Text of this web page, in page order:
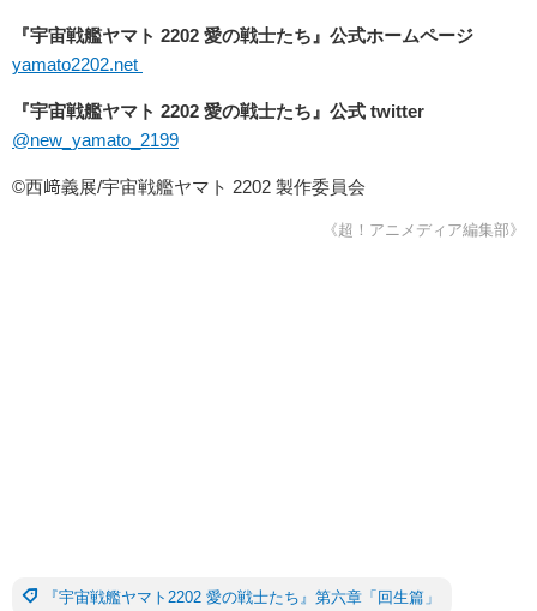
『宇宙戦艦ヤマト 2202 愛の戦士たち』公式ホームページ
yamato2202.net
『宇宙戦艦ヤマト 2202 愛の戦士たち』公式 twitter
@new_yamato_2199
©西﨑義展/宇宙戦艦ヤマト 2202 製作委員会
《超！アニメディア編集部》
『宇宙戦艦ヤマト2202 愛の戦士たち』第六章「回生篇」